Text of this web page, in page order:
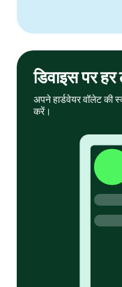
डिवाइस पर
अपने हार्डवेयर वॉलेट की
करें।